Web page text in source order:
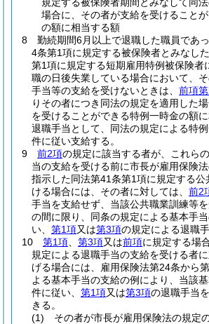
場合に、その者が支給を受けること
の額に相当する額
8
勤続期間6月以上で退職した職員であ
4条第1項に規定する被保険者とみなし
第1項に規定する短期雇用特例被保険者
職の日後失業している場合において、
手当等の支給を受けないときは、 前項
りその者につき同法の規定を適用した
を受けることができる特例一時金の額に
退職手当として、同法の規定による特
件に従い支給する。
9
前2項の規定に該当する者が、これら
当の支給を受ける前に市長が雇用保険
指示した同法第41条第1項に規定する公
ける場合には、その者に対しては、 前2
手当を支給せず、当該公共職業訓練等
の間に限り、同条の規定による基本手
い、 第1項又は第3項の規定による退職
10
第1項 第3項又は前項に規定する場
規定による退職手当の支給を受ける者
げる場合には、雇用保険法第24条から
よる基本手当の支給の例により、当該
件に従い、 第1項又は第3項の退職手当
きる。
(1)
その者が市長が雇用保険法の規定